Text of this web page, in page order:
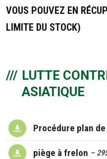
VOUS POUVEZ EN
LIMITE DU STOCK)
LUTTE
ASIATIQUE
Procédure plan
piège à frelon –